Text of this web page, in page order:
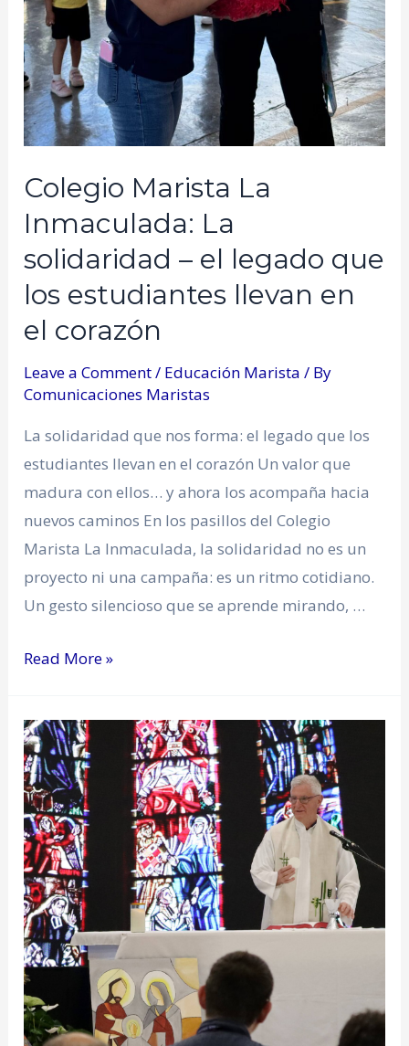
Colegio Marista La
Inmaculada: La
solidaridad – el legado que
los estudiantes llevan en
el corazón
Leave a Comment/ Educación Marista / By
Comunicaciones Maristas
La solidaridad que nos forma: el legado que los
estudiantes llevan en el corazón Un valor que
madura con ellos… y ahora los acompaña hacia
nuevos caminos En los pasillos del Colegio
Marista La Inmaculada, la solidaridad no es un
proyecto ni una campaña: es un ritmo cotidiano.
Un gesto silencioso que se aprende mirando, …
Read More »